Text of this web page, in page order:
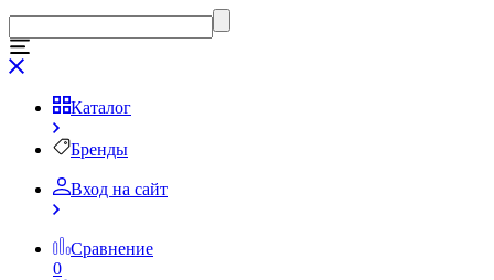
Каталог
Бренды
Вход на сайт
Сравнение
0